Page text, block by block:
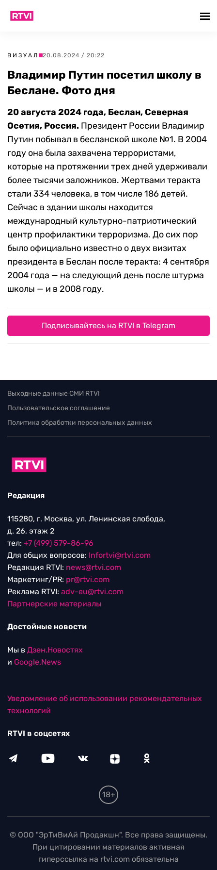
ВИЗУАЛ 20.08.2024 / 20:22
Владимир Путин посетил школу в
Беслане. Фото дня
20 августа 2024 года, Беслан, Северная
Осетия, Россия. Президент России Владимир
Путин побывал в бесланской школе №1. В 2004
году она была захвачена террористами,
которые на протяжении трех дней удерживали
более тысячи заложников. Жертвами теракта
стали 334 человека, в том числе 186 детей.
Сейчас в здании школы находится
международный культурно-патриотический
центр профилактики терроризма. До сих пор
было официально известно о двух визитах
президента в Беслан после теракта: 4 сентября
2004 года — на следующий день после штурма
школы — и в 2008 году.
Подписывайтесь на RTVI в Telegram
Выходные данные СМИ RTVI
Пользовательское соглашение
Политика обработки персональных данных
Редакция
115280, г. Москва, ул. Ленинская слобода,
д. 26, этаж 2
тел: +7 (499) 579-86-96
Для общих вопросов: Infortvi@rtvi.com
Редакция RTVI: news@rtvi.com
Маркетинг/PR: pr@rtvi.com
Реклама RTVI: adv-eu@rtvi.com
Партнерские материалы
Достойные новости
Мы в Дзен.Новостях
и Google.News
Уведомление об использовании рекомендательных
технологий
RTVI в соцсетях
18+
© ООО "ЭрТиВиАй Продакшн". Все права защищены.
При цитировании материалов активная
гиперссылка на rtvi.com обязательна